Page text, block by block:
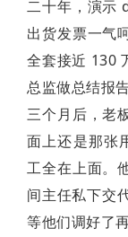
二十年，演示
出货发票一气
全套接近 130
总监做总结报
三个月后，老
面上还是那张
工全在上面。
间主任私下交
等他们调好了